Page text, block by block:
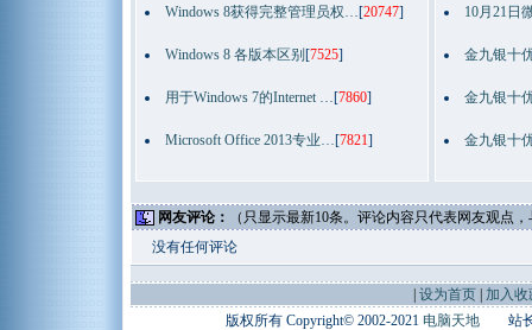
Windows 8获得完整管理员权…[20747]
Windows 8 各版本区别 [7525]
用于Windows 7的Internet …[7860]
Microsoft Office 2013专业…[7821]
10月21日
金九银十
金九银十
金九银十
网友评论：
（只显示最新10条。评论内容只代表网友观点
没有任何评论
设为首页|
加入收
版权所有 Copyright© 2002-2021 电脑天地 站